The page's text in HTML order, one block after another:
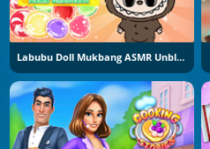
Labubu Doll Mukbang ASMR Unblocked